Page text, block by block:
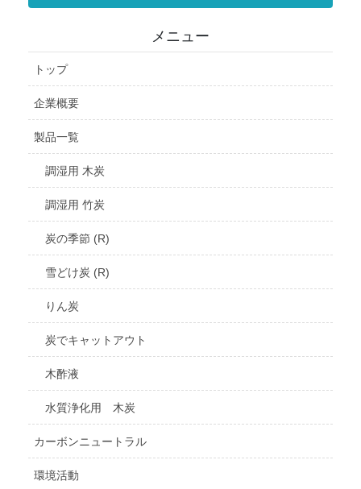
メニュー
トップ
企業概要
製品一覧
調湿用 木炭
調湿用 竹炭
炭の季節 (R)
雪どけ炭 (R)
りん炭
炭でキャットアウト
木酢液
水質浄化用 木炭
カーボンニュートラル
環境活動